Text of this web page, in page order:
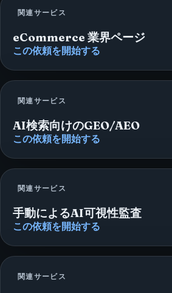
関連サービス
eCommerce 業界ページ
この依頼を開始する
関連サービス
AI検索向けのGEO/AEO
この依頼を開始する
関連サービス
手動によるAI可視性監査
この依頼を開始する
関連サービス